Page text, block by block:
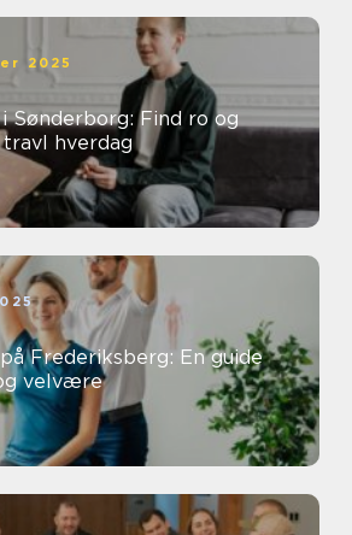
2025
Sønderborg: Find ro og
hverdag
Frederiksberg: En guide
velvære